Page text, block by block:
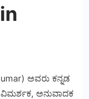
ಅವರು ಕನ್ನಡ
ವಿಮರ್ಶಕ, ಅನುವಾದಕ